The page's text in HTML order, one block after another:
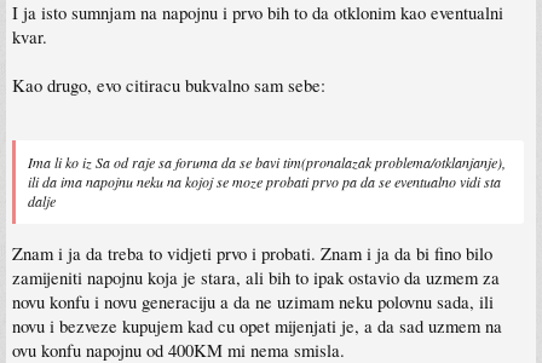
I ja isto sumnjam na napojnu i prvo bih to da otklonim kao eventualni
kvar.
Kao drugo, evo citiracu bukvalno sam sebe:
Ima li ko iz Sa od raje sa foruma da se bavi tim(pronalazak problema/otklanjanje),
ili da ima napojnu neku na kojoj se moze probati prvo pa da se eventualno vidi sta
dalje
Znam i ja da treba to vidjeti prvo i probati. Znam i ja da bi fino bilo
zamijeniti napojnu koja je stara, ali bih to ipak ostavio da uzmem za
novu konfu i novu generaciju a da ne uzimam neku polovnu sada, ili
novu i bezveze kupujem kad cu opet mijenjati je, a da sad uzmem na
ovu konfu napojnu od 400KM mi nema smisla.